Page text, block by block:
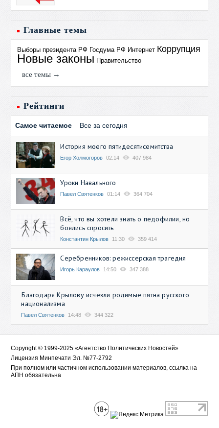
Главные темы
Выборы президента РФ Госдума РФ Интернет Коррупция
Новые законы Правительство
все темы →
Рейтинги
Самое читаемое Все за сегодня
История моего пятидесятисемитства
Егор Холмогоров 02:14 407 984
Уроки Навального
Павел Святенков 01:14 364 704
Всё, что вы хотели знать о педофилии, но
боялись спросить
Константин Крылов 11:30 359 414
Серебренников: режиссерская трагедия
Игорь Караулов 14:50 347 388
Благодаря Крылову исчезли родимые пятна русского
национализма
Павел Святенков 14:48 344 322
Copyright © 1999-2025 «Агентство Политических Новостей»
Лицензия Минпечати Эл. №77-2792
При полном или частичном использовании материалов, ссылка на
АПН обязательна